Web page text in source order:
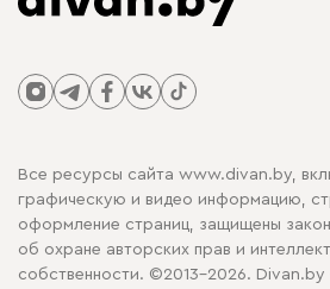
Все ресурсы сайта www.divan.by,
графическую и видео информацию,
оформление страниц, защищены
об охране авторских прав и
собственности. ©2013-2026. Divan.by